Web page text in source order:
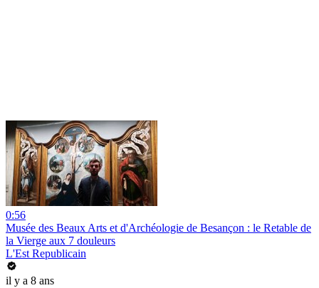
0:56
Musée des Beaux Arts et d'Archéologie de Besançon : le Retable de
la Vierge aux 7 douleurs
L'Est Republicain
il y a 8 ans